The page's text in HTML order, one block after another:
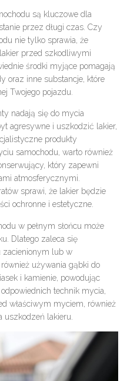
są kluczowe dla
przez długi czas. Czy
nie tylko sprawia, że
przed szkodliwymi
środki myjące pomagają
oraz inne substancje, które
Twojego pojazdu.
nadają się do mycia
agresywne i uszkodzić lakier,
produkty
samochodu, warto również
który zapewni
atmosferycznymi.
sprawi, że lakier będzie
ochronne i estetyczne.
w pełnym słońcu może
Dlatego zaleca się
zacienionym lub w
używania gąbki do
i kamienie, powodując
technik mycia,
właściwym myciem, również
lakieru.